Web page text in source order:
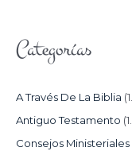
Categorías
A Través De La Biblia
Antiguo Testamento
Consejos Ministeriales